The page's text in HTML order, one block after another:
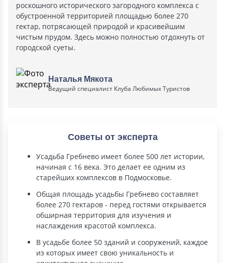
роскошного исторического загородного комплекса с
обустроенной территорией площадью более 270
гектар, потрясающей природой и красивейшим
чистым прудом. Здесь можно полностью отдохнуть от
городской суеты.
Наталья Мякота
Ведущий специалист Клуба Любимых Туристов
Советы от эксперта
Усадьба Гребнево имеет более 500 лет истории,
начиная с 16 века. Это делает ее одним из
старейших комплексов в Подмосковье.
Общая площадь усадьбы Гребнево составляет
более 270 гектаров - перед гостями открывается
обширная территория для изучения и
наслаждения красотой комплекса.
В усадьбе более 50 зданий и сооружений, каждое
из которых имеет свою уникальность и